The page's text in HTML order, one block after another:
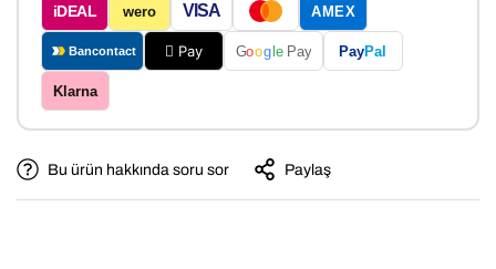
iDEAL wero VISA AMEX
Bancontact  Pay Goog le Pay PayPal
Klarna
Bu ürün hakkında soru sor Paylaş